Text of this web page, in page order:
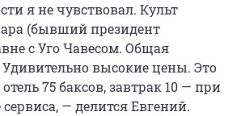
я не чувствовал. Культ
(бывший президент
с Уго Чавесом. Общая
Удивительно высокие цены. Это
75 баксов, завтрак 10 — при
— делится Евгений.